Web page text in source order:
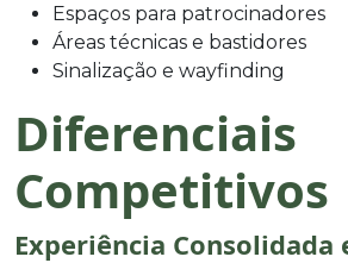
Espaços para patrocinadores
Áreas técnicas e bastidores
Sinalização e wayfinding
Diferenciais
Competitivos
Experiência Consolidada